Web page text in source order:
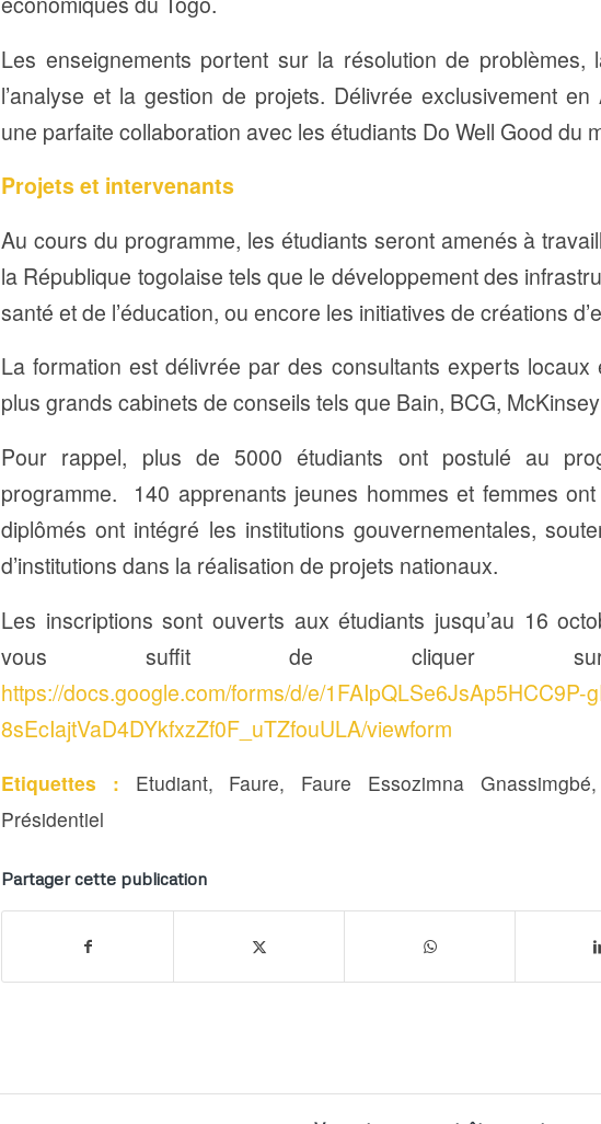
Les enseignements portent sur la résolution de problèmes,
l’analyse et la gestion de projets. Délivrée exclusivement
une parfaite collaboration avec les étudiants Do Well Good du
Projets et intervenants
Au cours du programme, les étudiants seront amenés à
la République togolaise tels que le développement des
santé et de l’éducation, ou encore les initiatives de créations
La formation est délivrée par des consultants experts locaux
plus grands cabinets de conseils tels que Bain, BCG,
Pour rappel, plus de 5000 étudiants ont postulé au
programme. 140 apprenants jeunes hommes et femmes
diplômés ont intégré les institutions gouvernementales,
d’institutions dans la réalisation de projets nationaux.
Les inscriptions sont ouverts aux étudiants jusqu’au 16
vous suffit de cliquer
https://docs.google.com/forms/d/e/1FAIpQLSe6JsAp5HCC9P-
8sEcIajtVaD4DYkfxzZf0F_uTZfouULA/viewform
Etiquettes : Etudiant, Faure, Faure Essozimna Gnassimgbé,
Présidentiel
Partager cette publication